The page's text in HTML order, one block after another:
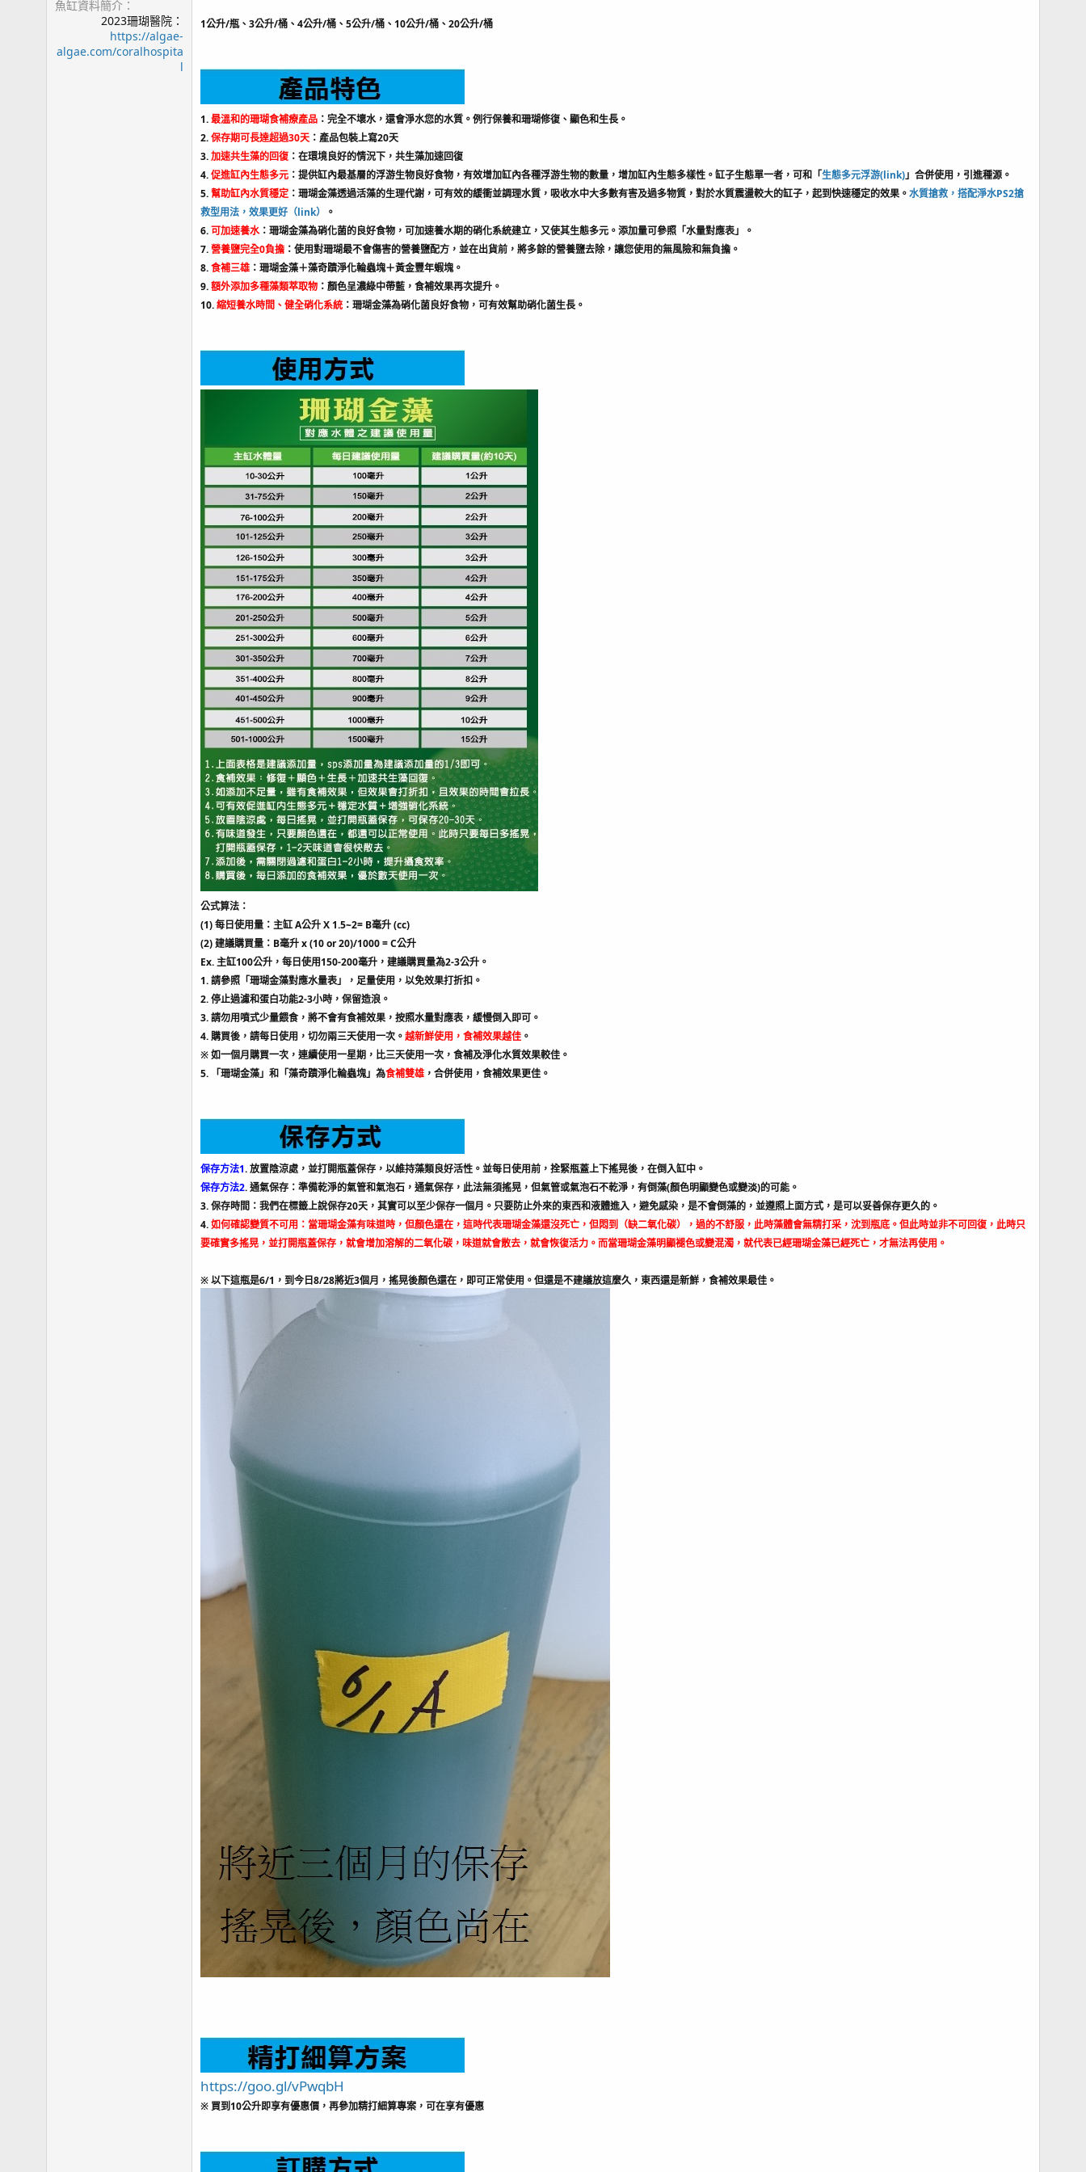
魚缸資料簡介
2023珊瑚醫院：
https://algae-
algae.com/coralhospita
l
1公升/瓶、3公升/桶、4公升/桶、5公升/桶、10公升/桶、20公升/桶
1.最溫和的珊瑚食補療產品 ：完全不壞水，還會淨水您的水質。例行保養和珊瑚修復、顯色和生長。
2.保存期可長達超過30天 ：產品包裝上寫20天
3.加速共生藻的回復 ：在環境良好的情況下，共生藻加速回復
4.促進缸內生態多元 ：提供缸內最基層的浮游生物良好食物，有效增加缸內各種浮游生物的數量，增加缸內生態多樣性。缸子生態單一者，可和「生態多元浮游(link)」合併使用，引進種源。
5.幫助缸內水質穩定 ：珊瑚金藻透過活藻的生理代謝，可有效的緩衝並調理水質，吸收水中大多數有害及過多物質，對於水質震盪較大的缸子，起到快速穩定的效果。水質搶救，搭配淨水PS2搶
救型用法，效果更好（link）
。
6.可加速養水：珊瑚金藻為硝化菌的良好食物，可加速養水期的硝化系統建立，又使其生態多元。添加量可參照「水量對應表」。
7.營養鹽完全0負擔 ：使用對珊瑚最不會傷害的營養鹽配方，並在出貨前，將多餘的營養鹽去除，讓您使用的無風險和無負擔。
8.食補三雄 ：珊瑚金藻＋藻奇蹟淨化輪蟲塊＋黃金豐年蝦塊。
9.額外添加多種藻類萃取物 ：顏色呈濃綠中帶藍，食補效果再次提升。
10.縮短養水時間、健全硝化系統 ：珊瑚金藻為硝化菌良好食物，可有效幫助硝化菌生長。
公式算法：
(1) 每日使用量：主缸 A公升 X 1.5~2= B毫升 (cc)
(2) 建議購買量：B毫升 x (10 or 20)/1000 = C公升
Ex. 主缸100公升，每日使用150-200毫升，建議購買量為2-3公升。
1. 請參照「珊瑚金藻對應水量表」，足量使用，以免效果打折扣。
2. 停止過濾和蛋白功能2-3小時，保留造浪。
3. 請勿用噴式少量餵食，將不會有食補效果，按照水量對應表，緩慢倒入即可。
4. 購買後，請每日使用，切勿兩三天使用一次。越新鮮使用，食補效果越佳 。
※ 如一個月購買一次，連續使用一星期，比三天使用一次，食補及淨化水質效果較佳。
5. 「珊瑚金藻」和「藻奇蹟淨化輪蟲塊」為食補雙雄 ，合併使用，食補效果更佳。
保存方法1. 放置陰涼處，並打開瓶蓋保存，以維持藻類良好活性。並每日使用前，拴緊瓶蓋上下搖晃後，在倒入缸中。
保存方法2. 通氣保存：準備乾淨的氣管和氣泡石，通氣保存，此法無須搖晃，但氣管或氣泡石不乾淨，有倒藻(顏色明顯變色或變淡)的可能。
3. 保存時間：我們在標籤上說保存20天，其實可以至少保存一個月。只要防止外來的東西和液體進入，避免感染，是不會倒藻的，並遵照上面方式，是可以妥善保存更久的。
4.如何確認變質不可用：當珊瑚金藻有味道時，但顏色還在，這時代表珊瑚金藻還沒死亡，但悶到（缺二氧化碳），過的不舒服，此時藻體會無精打采，沈到瓶底。但此時並非不可回復，此時只
要確實多搖晃，並打開瓶蓋保存，就會增加溶解的二氧化碳，味道就會散去，就會恢復活力。而當珊瑚金藻明顯褪色或變混濁，就代表已經珊瑚金藻已經死亡，才無法再使用。
※ 以下這瓶是6/1，到今日8/28將近3個月，搖晃後顏色還在，即可正常使用。但還是不建議放這麼久，東西還是新鮮，食補效果最佳。
https://goo.gl/vPwqbH
※ 買到10公升即享有優惠價，再參加精打細算專案，可在享有優惠